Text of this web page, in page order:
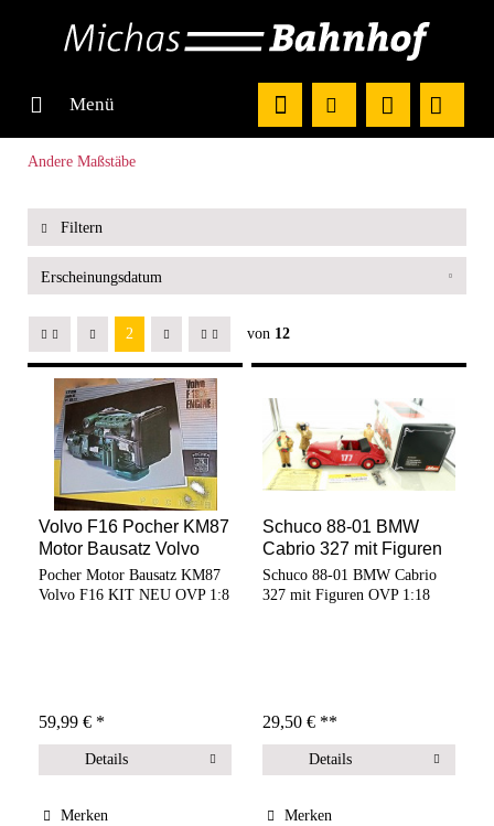
Menü
Andere Maßstäbe
Filtern
2 von 12
Volvo F16 Pocher KM87
Motor Bausatz Volvo
F16...
Pocher Motor Bausatz KM87
Volvo F16 KIT NEU OVP 1:8
59,99 € *
Details
Merken
Schuco 88-01 BMW
Cabrio 327 mit Figuren
OVP...
Schuco 88-01 BMW Cabrio
327 mit Figuren OVP 1:18
29,50 € **
Details
Merken